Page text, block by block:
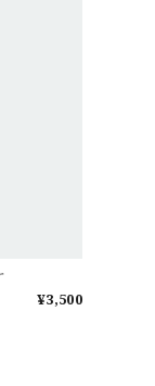
¥3,500